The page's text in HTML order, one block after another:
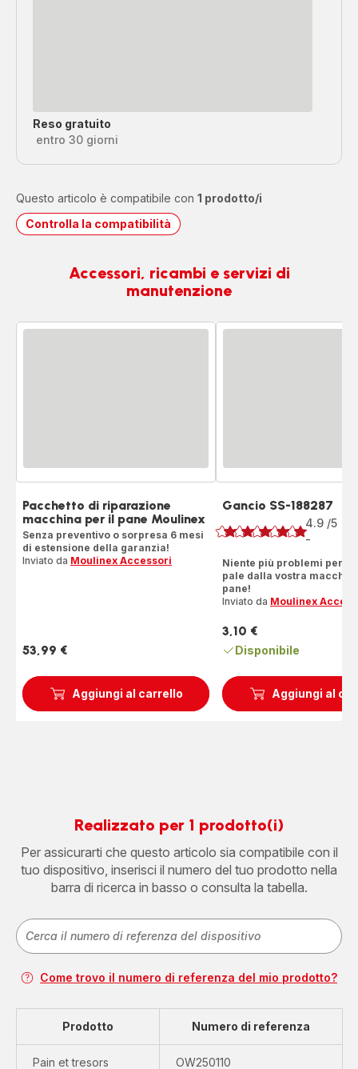
Reso gratuito
entro 30 giorni
Questo articolo è compatibile con 1 prodotto/i
Controlla la compatibilità
Accessori, ricambi e servizi di
manutenzione
Aggiungi al carrello
Pacchetto di riparazione
macchina per il pane Moulinex
Senza preventivo o sorpresa 6 mesi
di estensione della garanzia!
Inviato da Moulinex Accessori
Prezzo
53,99 €
Aggiungi al
Gancio SS-188287
Voto
4.9 /5
-
Niente più problemi per
pale dalla vostra
pane!
Inviato da Moulinex
Prezzo
3,10 €
Disponibile
Realizzato per 1 prodotto(i)
Per assicurarti che questo articolo sia compatibile con il
tuo dispositivo, inserisci il numero del tuo prodotto nella
barra di ricerca in basso o consulta la tabella.
Come trovo il numero di referenza del mio prodotto?
Prodotto Numero di referenza
Pain et tresors OW250110